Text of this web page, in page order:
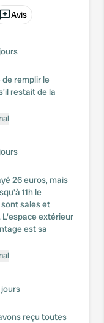
Avis
de remplir le
restait de la
26 euros, mais
11h le
sales et
extérieur
est sa
reçu toutes